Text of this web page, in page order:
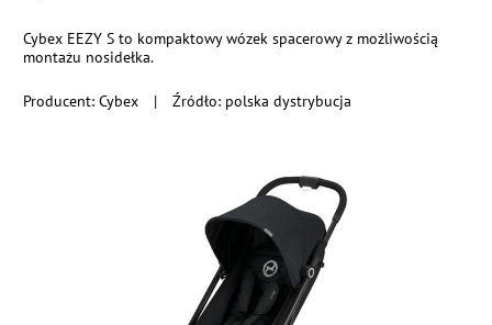
Producent:Cybex | Źródło: polska dystrybucja
Cybex EEZY S to kompaktowy wózek spacerowy z możliwością
montażu nosidełka.